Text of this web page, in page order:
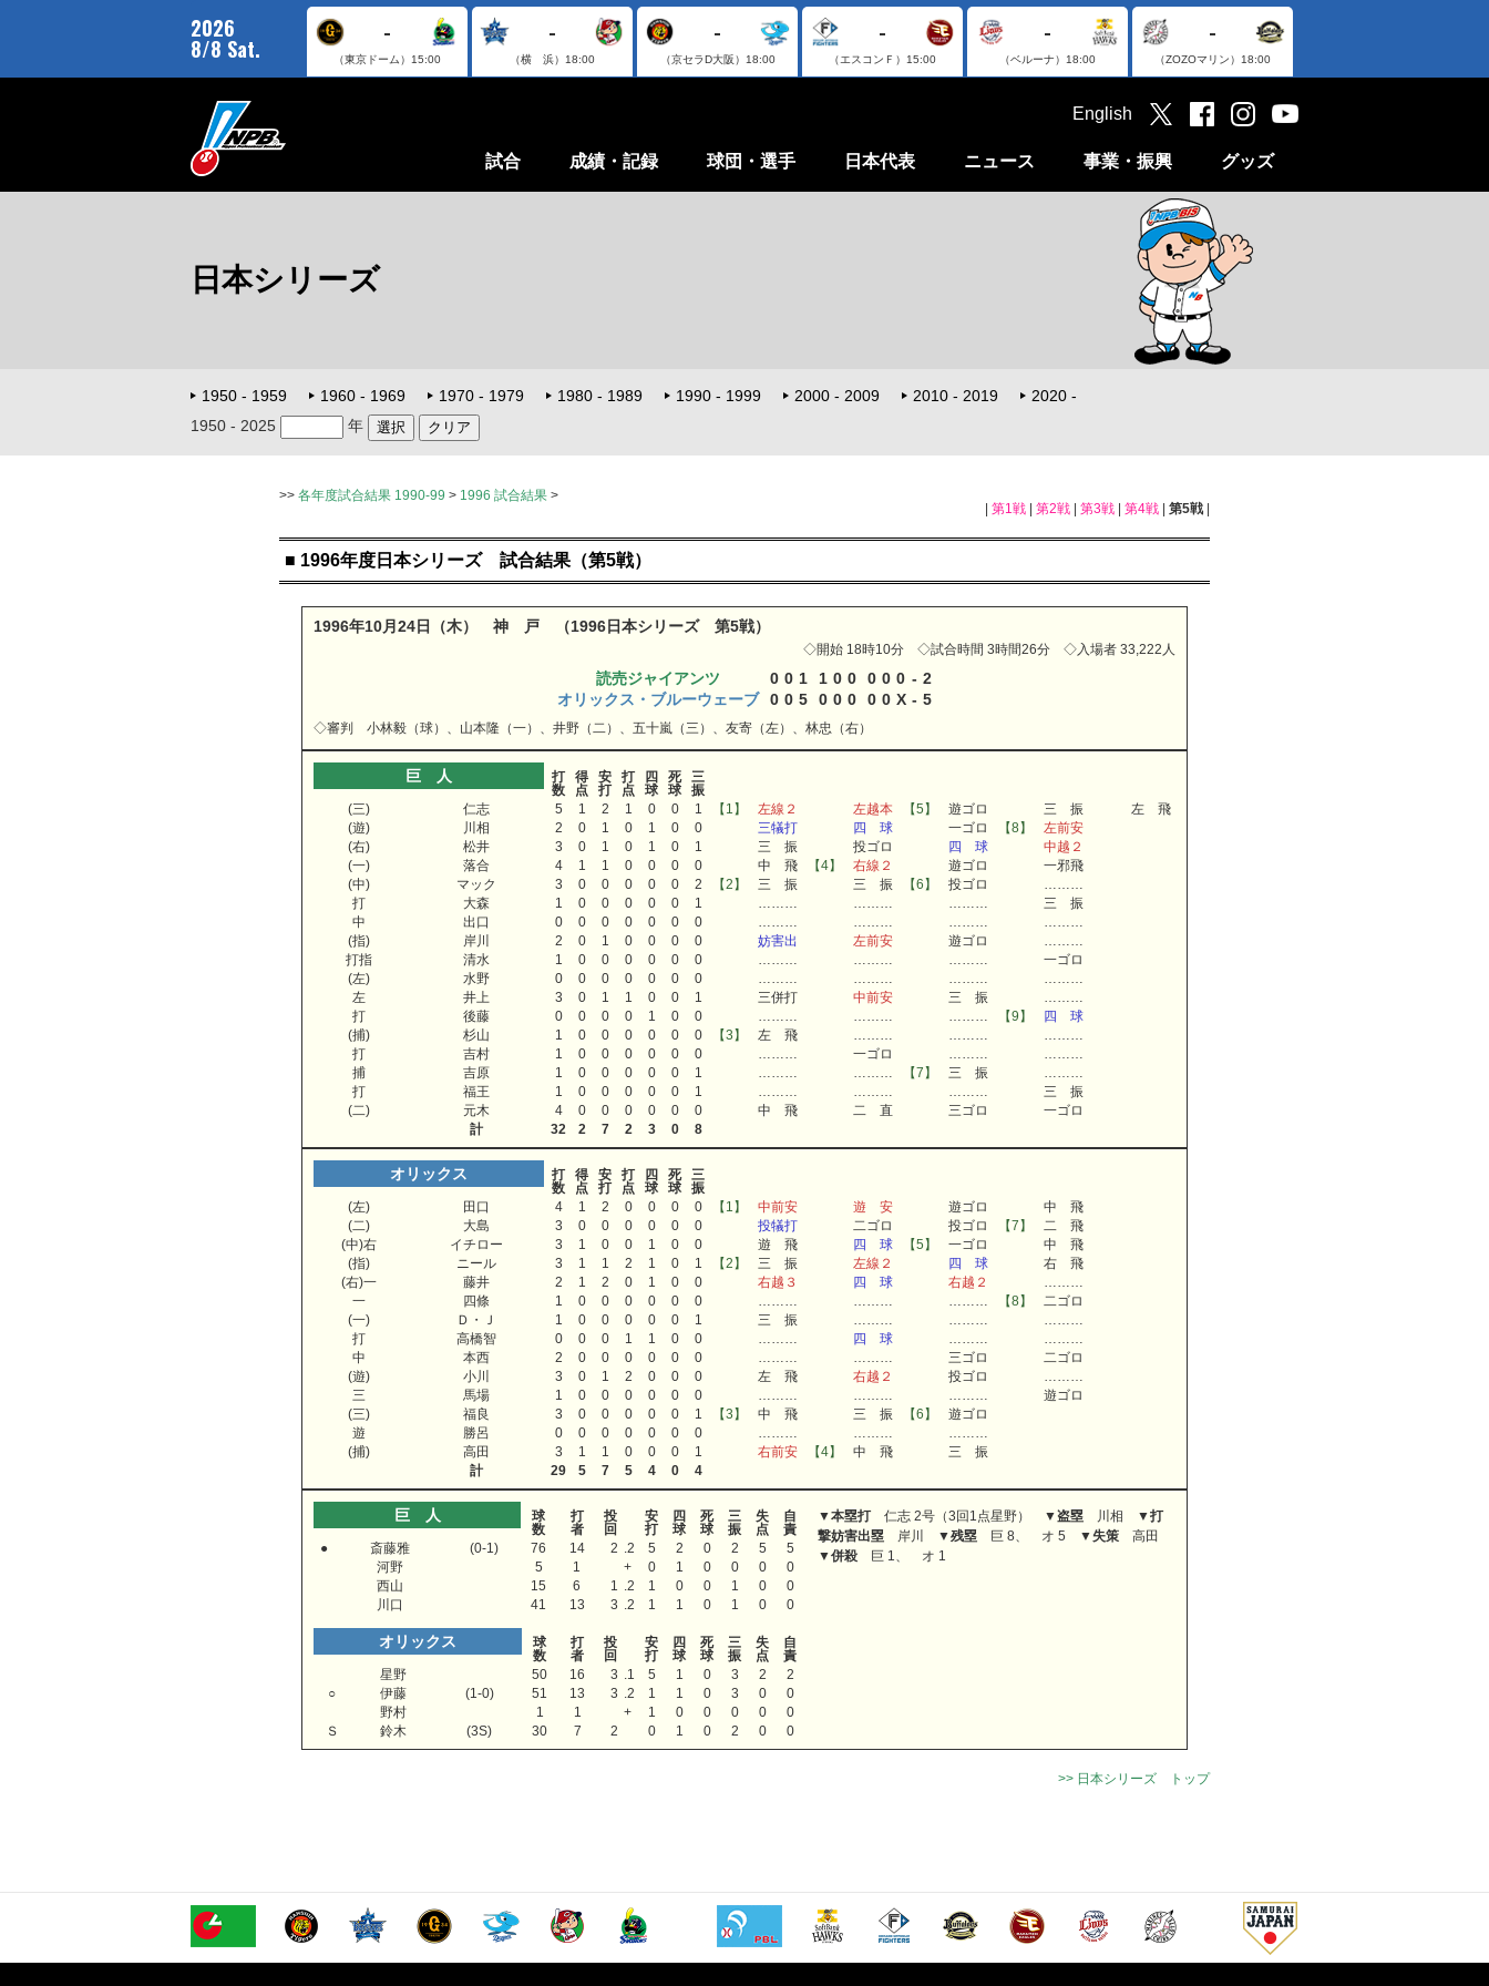
2026
8/8 Sat.
-
（東京ドーム） 15:00
-
（横 浜） 18:00
-
（京セラD大阪） 18:00
-
（エスコンＦ） 15:00
-
（ベルーナ） 18:00
-
（ZOZOマリン） 18:00
試合 成績・記録 球団・選手 日本代表 ニュース 事業・振興 グッズ
English
日本シリーズ
1950 - 1959 1960 - 1969 1970 - 1979 1980 - 1989 1990 - 1999 2000 - 2009 2010 - 2019
2020 -
1950 - 2025
年
>> 各年度試合結果 1990-99 > 1996 試合結果 >
第1戦 第2戦 第3戦 第4戦 第5戦
■ 1996年度日本シリーズ 試合結果（第5戦）
1996年10月24日（木） 神 戸 （1996日本シリーズ 第5戦）
◇開始 18時10分 ◇試合時間 3時間26分 ◇入場者 33,222人
読売ジャイアンツ 0 0 1 1 0 0 0 0 0 - 2
オリックス・ブルーウェーブ
0 0 5 0 0 0 0 0 X - 5
◇審判 小林毅（球）、山本隆（一）、井野（二）、五十嵐（三）、友寄（左）、林忠（右）
巨 人
打
数
得
点
安
打
打
点
四
球
死
球
三
振
(三)
仁志 5 1 2 1 0 0 1 【1】 左線２ 左越本 【5】 遊ゴロ 三 振
左 飛
(遊)
川相 2 0 1 0 1 0 0 三犠打 四 球 一ゴロ 【8】
左前安
(右)
松井 3 0 1 0 1 0 1 三 振 投ゴロ 四 球
中越２
(一)
落合 4 1 1 0 0 0 0 中 飛 【4】 右線２ 遊ゴロ
一邪飛
(中)
マック 3 0 0 0 0 0 2 【2】 三 振 三 振 【6】 投ゴロ
………
打
大森 1 0 0 0 0 0 1 ……… ……… ………
三 振
中
出口 0 0 0 0 0 0 0 ……… ……… ………
………
(指)
岸川 2 0 1 0 0 0 0 妨害出 左前安 遊ゴロ
………
打指
清水 1 0 0 0 0 0 0 ……… ……… ………
一ゴロ
(左)
水野 0 0 0 0 0 0 0 ……… ……… ………
………
左
井上 3 0 1 1 0 0 1 三併打 中前安 三 振
………
打
後藤 0 0 0 0 1 0 0 ……… ……… ……… 【9】
四 球
(捕)
杉山 1 0 0 0 0 0 0 【3】 左 飛 ……… ………
………
打
吉村 1 0 0 0 0 0 0 ……… 一ゴロ ………
………
捕
吉原 1 0 0 0 0 0 1 ……… ……… 【7】 三 振
………
打
福王 1 0 0 0 0 0 1 ……… ……… ………
三 振
(二)
元木 4 0 0 0 0 0 0 中 飛 二 直 三ゴロ
一ゴロ
計
32 2 7 2 3 0 8
オリックス
打
数
得
点
安
打
打
点
四
球
死
球
三
振
(左)
田口 4 1 2 0 0 0 0 【1】 中前安 遊 安 遊ゴロ
中 飛
(二)
大島 3 0 0 0 0 0 0 投犠打 二ゴロ 投ゴロ 【7】
二 飛
(中)右
イチロー 3 1 0 0 1 0 0 遊 飛 四 球 【5】 一ゴロ
中 飛
(指)
ニール 3 1 1 2 1 0 1 【2】 三 振 左線２ 四 球
右 飛
(右)一
藤井 2 1 2 0 1 0 0 右越３ 四 球 右越２
………
一
四條 1 0 0 0 0 0 0 ……… ……… ……… 【8】
二ゴロ
(一)
Ｄ・Ｊ 1 0 0 0 0 0 1 三 振 ……… ………
………
打
高橋智 0 0 0 1 1 0 0 ……… 四 球 ………
………
中
本西 2 0 0 0 0 0 0 ……… ……… 三ゴロ
二ゴロ
(遊)
小川 3 0 1 2 0 0 0 左 飛 右越２ 投ゴロ
………
三
馬場 1 0 0 0 0 0 0 ……… ……… ………
遊ゴロ
(三)
福良 3 0 0 0 0 0 1 【3】 中 飛 三 振 【6】
遊ゴロ
遊
勝呂 0 0 0 0 0 0 0 ……… ………
………
(捕)
高田 3 1 1 0 0 0 1 右前安 【4】 中 飛
三 振
計
29 5 7 5 4 0 4
巨 人
球
数
打
者
投
回
安
打
四
球
死
球
三
振
失
点
自
責
●
斎藤雅 (0-1) 76 14 2 .2 5 2 0 2 5
5
河野
5 1 + 0 1 0 0 0
0
西山
15 6 1 .2 1 0 0 1 0
0
川口
41 13 3 .2 1 1 0 1 0 0
▼本塁打仁志 2号（3回1点星野） ▼盗塁 川相 ▼打
撃妨害出塁 岸川 ▼残塁 巨 8、 オ 5 ▼失策 高田
▼併殺 巨 1、 オ 1
オリックス
球
数
打
者
投
回
安
打
四
球
死
球
三
振
失
点
自
責
星野
50 16 3 .1 5 1 0 3 2
2
○
伊藤 (1-0) 51 13 3 .2 1 1 0 3 0
0
野村
1 1 + 1 0 0 0 0
0
Ｓ
鈴木 (3S) 30 7 2 0 1 0 2 0 0
>> 日本シリーズ トップ